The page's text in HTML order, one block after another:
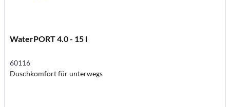
WaterPORT 4.0 - 15 l
60116
Duschkomfort für unterwegs